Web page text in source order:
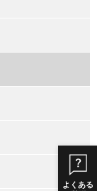
よくある